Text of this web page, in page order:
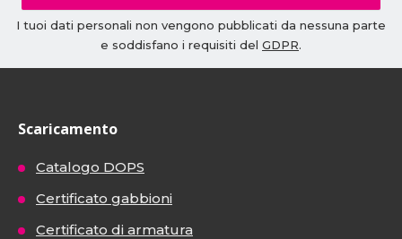
I tuoi dati personali non vengono pubblicati da nessuna parte
e soddisfano i requisiti del GDPR.
Scaricamento
Catalogo DOPS
Certificato gabbioni
Certificato di armatura